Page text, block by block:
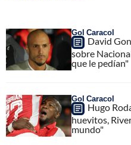
Gol Caracol
David
sobre
que le pedían"
Gol Caracol
Hugo
huevitos,
mundo"